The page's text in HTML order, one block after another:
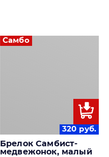
Самбо
320 руб.
Брелок Самбист-
медвежонок, малый